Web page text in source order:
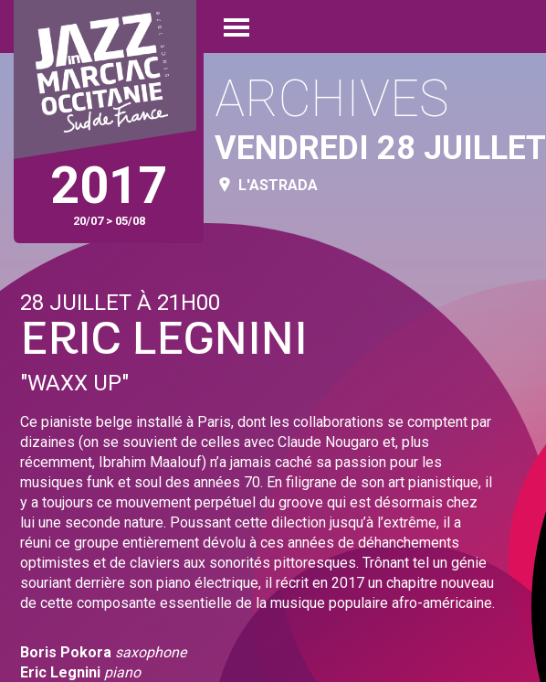
contenu
principal
Open
menu
2017
20/07 > 05/08
ARCHIVES
VENDREDI 28 JUILLET
L'ASTRADA
28 JUILLET À 21H00
ERIC LEGNINI
"WAXX UP"
Ce pianiste belge installé à Paris, dont les collaborations se comptent par
dizaines (on se souvient de celles avec Claude Nougaro et, plus
récemment, Ibrahim Maalouf) n’a jamais caché sa passion pour les
musiques funk et soul des années 70. En filigrane de son art pianistique, il
y a toujours ce mouvement perpétuel du groove qui est désormais chez
lui une seconde nature. Poussant cette dilection jusqu’à l’extrême, il a
réuni ce groupe entièrement dévolu à ces années de déhanchements
optimistes et de claviers aux sonorités pittoresques. Trônant tel un génie
souriant derrière son piano électrique, il récrit en 2017 un chapitre nouveau
de cette composante essentielle de la musique populaire afro-américaine.
Boris Pokora saxophone
Eric Legnini piano
Panneau de gestion des cookies